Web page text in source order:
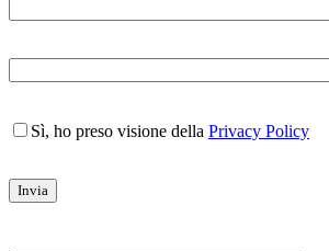
Sì, ho preso visione della Privacy Policy